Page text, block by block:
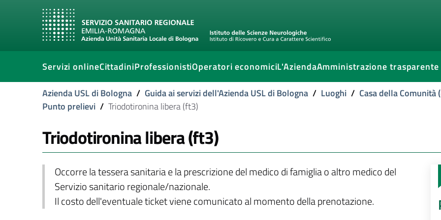
Servizi onlineCittadiniProfessionistiOperatori economiciL'AziendaAmministrazione trasparente
Azienda USL di Bologna / Guida ai servizi dell'Azienda USL di Bologna / Luoghi / Casa della Comunità
Punto prelievi / Triodotironina libera (ft3)
Triodotironina libera (ft3)
Occorre la tessera sanitaria e la prescrizione del medico di famiglia o altro medico del
Servizio sanitario regionale/nazionale.
Il costo dell'eventuale ticket viene comunicato al momento della prenotazione.